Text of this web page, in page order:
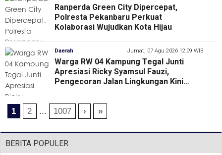
Ranperda Green City Dipercepat,
Polresta Pekanbaru Perkuat
Kolaborasi Wujudkan Kota Hijau
Daerah Jumat, 07 Agu 2026 12:09 WIB
Warga RW 04 Kampung Tegal Junti
Apresiasi Ricky Syamsul Fauzi,
Pengecoran Jalan Lingkungan Kini
1 2 ... 1007 › »
BERITA POPULER